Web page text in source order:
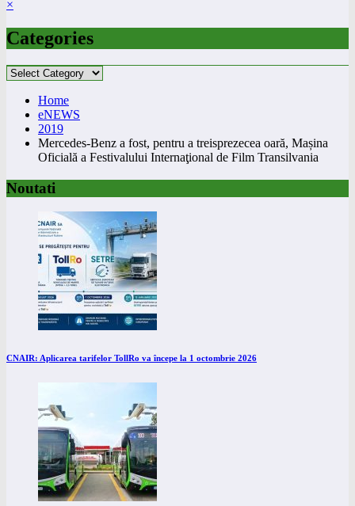
×
Categories
Categories
Home
eNEWS
2019
Mercedes-Benz a fost, pentru a treisprezecea oară, Mașina
Oficială a Festivalului Internaţional de Film Transilvania
Noutati
CNAIR: Aplicarea tarifelor TollRo va începe la 1 octombrie 2026